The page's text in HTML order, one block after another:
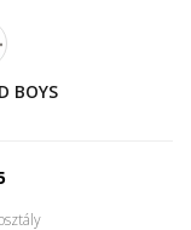
BOYS